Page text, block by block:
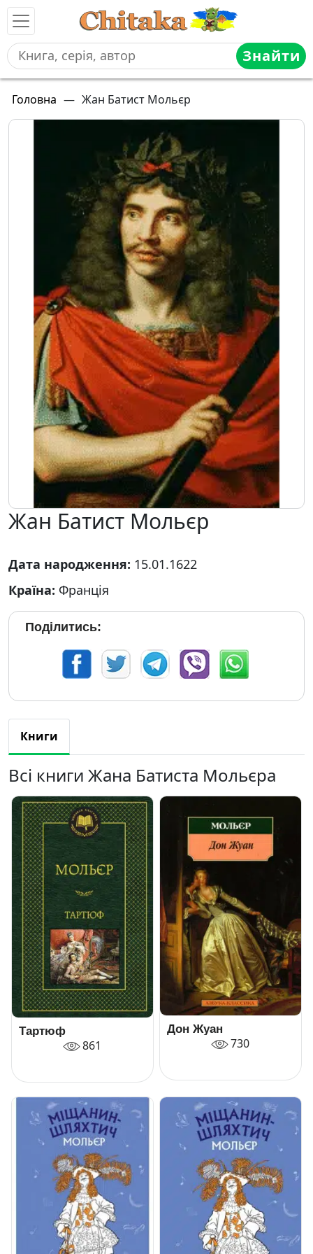
Знайти
Головна — Жан Батист Мольєр
Жан Батист Мольєр
Дата народження: 15.01.1622
Країна: Франція
Поділитись:
Книги
Всі книги Жана Батиста Мольєра
Тартюф
861
Дон Жуан
730